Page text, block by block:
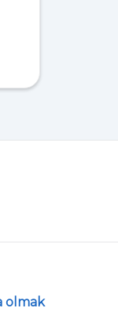
olmak